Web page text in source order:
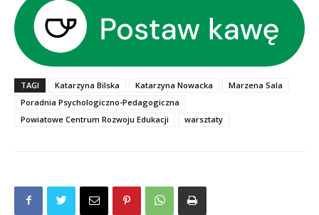
TAGI Katarzyna Bilska Katarzyna Nowacka
Marzena Sala
Poradnia Psychologiczno-Pedagogiczna
Powiatowe Centrum Rozwoju Edukacji
warsztaty